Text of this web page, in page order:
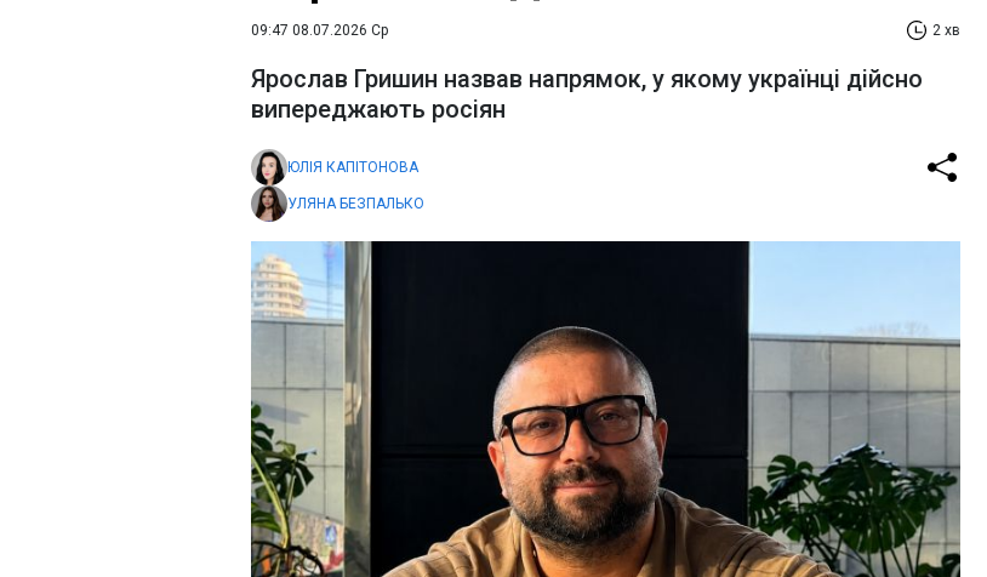
09:47 08.07.2026 Ср 2 хв
Ярослав Гришин назвав напрямок, у якому українці дійсно
випереджають росіян
ЮЛІЯ КАПІТОНОВА
УЛЯНА БЕЗПАЛЬКО